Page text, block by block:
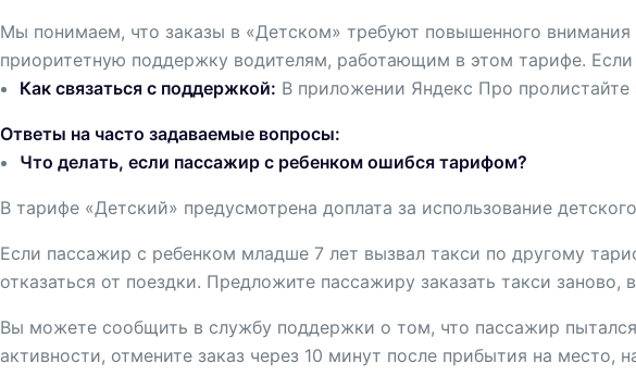
Мы понимаем, что заказы в «Детском» требуют повышенного
приоритетную поддержку водителям, работающим в этом тарифе.
Как связаться с поддержкой: В приложении Яндекс Про
Ответы на часто задаваемые вопросы:
Что делать, если пассажир с ребенком ошибся тарифом?
В тарифе «Детский» предусмотрена доплата за использование
Если пассажир с ребенком младше 7 лет вызвал такси по другому
отказаться от поездки. Предложите пассажиру заказать такси заново,
Вы можете сообщить в службу поддержки о том, что пассажир
активности, отмените заказ через 10 минут после прибытия на место,